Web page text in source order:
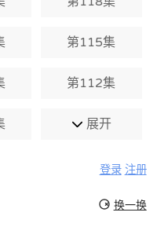
第115集
第112集
展开
登录 注册
换一换